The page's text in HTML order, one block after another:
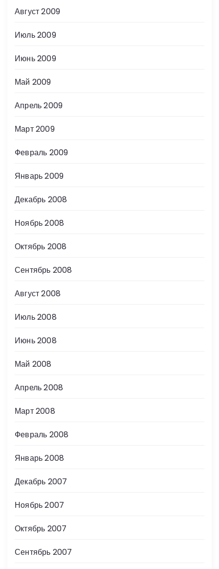
Август 2009
Июль 2009
Июнь 2009
Май 2009
Апрель 2009
Март 2009
Февраль 2009
Январь 2009
Декабрь 2008
Ноябрь 2008
Октябрь 2008
Сентябрь 2008
Август 2008
Июль 2008
Июнь 2008
Май 2008
Апрель 2008
Март 2008
Февраль 2008
Январь 2008
Декабрь 2007
Ноябрь 2007
Октябрь 2007
Сентябрь 2007